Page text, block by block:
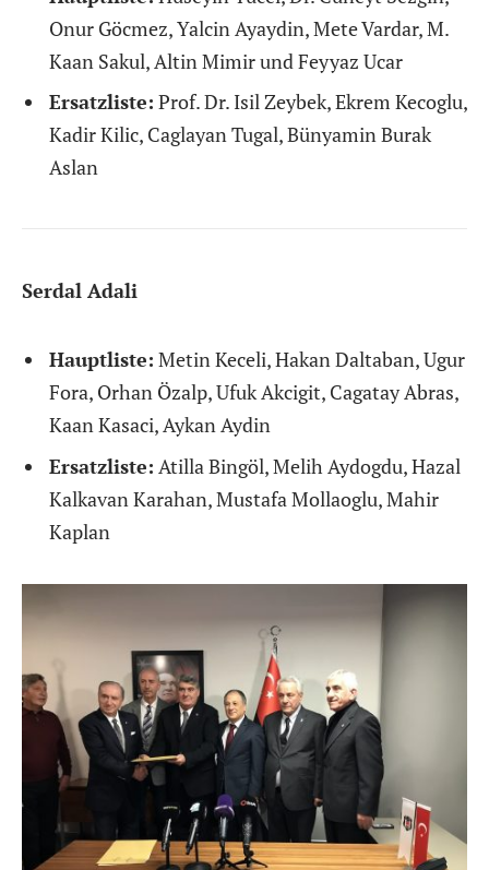
Onur Göcmez, Yalcin Ayaydin, Mete Vardar, M.
Kaan Sakul, Altin Mimir und Feyyaz Ucar
Ersatzliste: Prof. Dr. Isil Zeybek, Ekrem Kecoglu,
Kadir Kilic, Caglayan Tugal, Bünyamin Burak
Aslan
Serdal Adali
Hauptliste: Metin Keceli, Hakan Daltaban, Ugur
Fora, Orhan Özalp, Ufuk Akcigit, Cagatay Abras,
Kaan Kasaci, Aykan Aydin
Ersatzliste: Atilla Bingöl, Melih Aydogdu, Hazal
Kalkavan Karahan, Mustafa Mollaoglu, Mahir
Kaplan